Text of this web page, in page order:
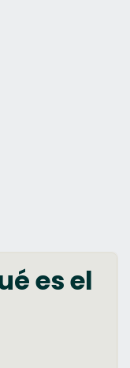
es el